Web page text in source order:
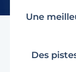
Une
Des